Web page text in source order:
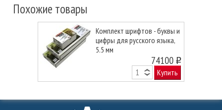
Похожие товары
Комплект шрифтов - буквы и
цифры для русского языка,
5.5 мм
74100 o
Купить